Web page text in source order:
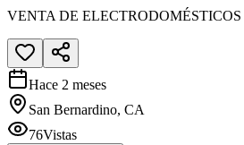
VENTA DE ELECTRODOMÉSTICOS
Hace 2 meses
San Bernardino, CA
76Vistas